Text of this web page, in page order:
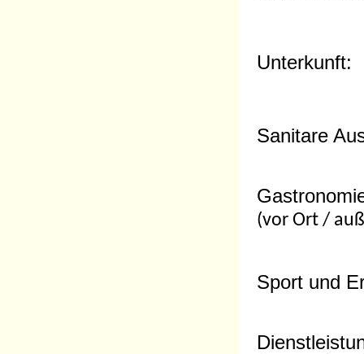
Unterkunft:
Sanitare
(vor Ort /
Sport und